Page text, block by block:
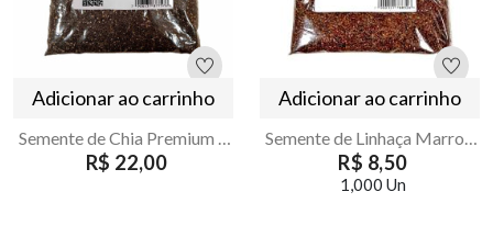
Adicionar ao carrinho
Semente de Chia Premium 500g | Armazém Seu Luiz
R$ 22,00
Adicionar ao carrinho
Semente de Linhaça Marrom 500g – Armazém Seu Luiz
R$ 8,50
1,000 Un